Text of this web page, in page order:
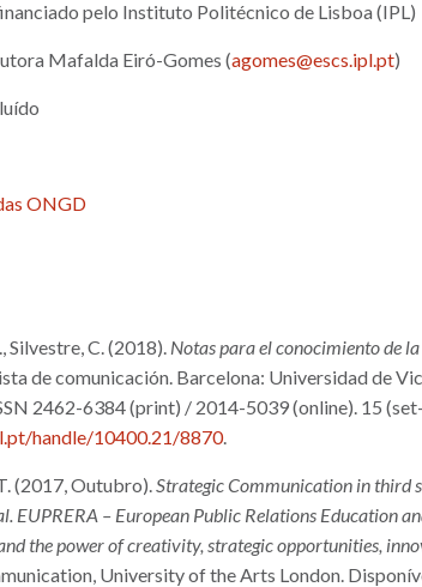
pelo Instituto Politécnico de Lisboa (IPL)
Mafalda Eiró-Gomes (agomes@escs.ipl.pt)
ONGD
Silvestre, C. (2018). Notas para el conocimiento de
de comunicación. Barcelona: Universidad de
2462-6384 (print) / 2014-5039 (online). 15
handle/10400.21/8870.
(2017, Outubro).Strategic Communication in third
EUPRERA – European Public Relations Education
the power of creativity, strategic opportunities,
University of the Arts London.